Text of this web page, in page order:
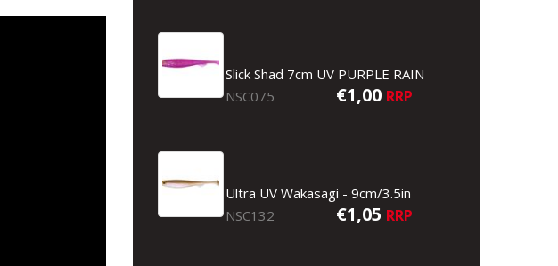
Slick Shad 7cm UV PURPLE RAIN
NSC075
€1,00 RRP
Ultra UV Wakasagi - 9cm/3.5in
NSC132
€1,05 RRP